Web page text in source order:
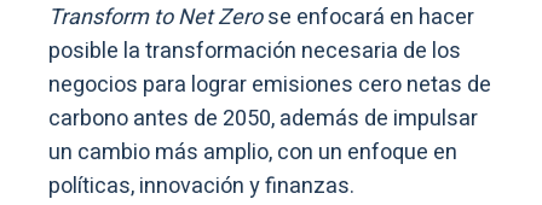
Transform to Net Zerose enfocará en hacer
posible la transformación necesaria de los
negocios para lograr emisiones cero netas de
carbono antes de 2050, además de impulsar
un cambio más amplio, con un enfoque en
políticas, innovación y finanzas.